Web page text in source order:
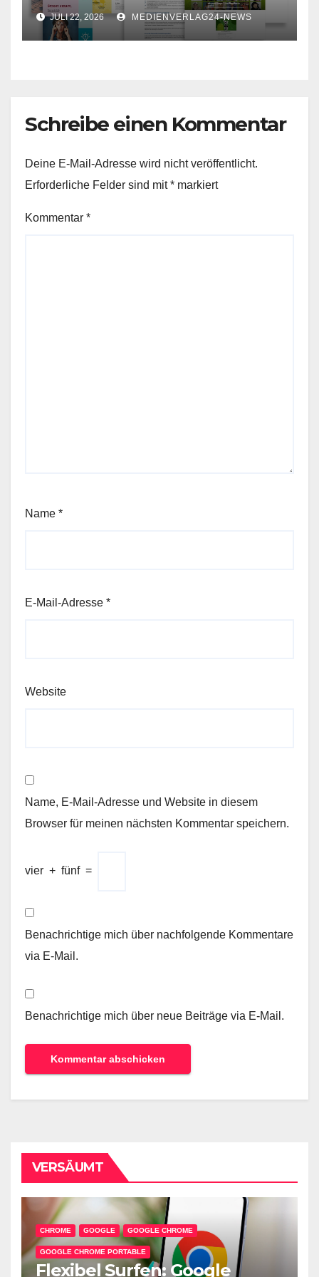
für Ihr Unternehmen
JULI 22, 2026 MEDIENVERLAG24-NEWS
Schreibe einen Kommentar
Deine E-Mail-Adresse wird nicht veröffentlicht.
Erforderliche Felder sind mit* markiert
Kommentar *
Name *
E-Mail-Adresse *
Website
Name, E-Mail-Adresse und Website in diesem
Browser für meinen nächsten Kommentar speichern.
vier + fünf =
Benachrichtige mich über nachfolgende Kommentare
via E-Mail.
Benachrichtige mich über neue Beiträge via E-Mail.
VERSÄUMT
CHROME GOOGLE GOOGLE CHROME
GOOGLE CHROME PORTABLE
Flexibel Surfen: Google